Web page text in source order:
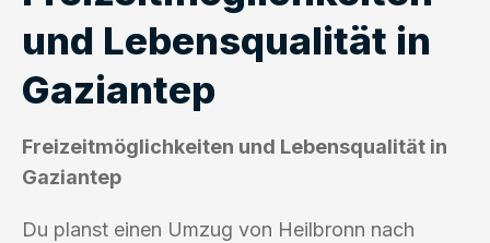
und Lebensqualität in
Gaziantep
Freizeitmöglichkeiten und Lebensqualität in
Gaziantep
Du planst einen Umzug von Heilbronn nach